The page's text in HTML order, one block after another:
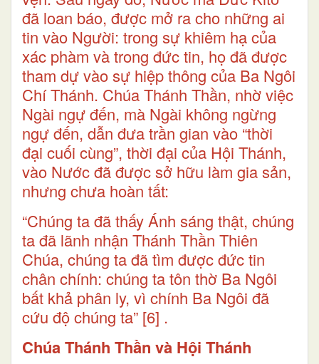
đã loan báo, được mở ra cho những ai
tin vào Người: trong sự khiêm hạ của
xác phàm và trong đức tin, họ đã được
tham dự vào sự hiệp thông của Ba Ngôi
Chí Thánh. Chúa Thánh Thần, nhờ việc
Ngài ngự đến, mà Ngài không ngừng
ngự đến, dẫn đưa trần gian vào “thời
đại cuối cùng”, thời đại của Hội Thánh,
vào Nước đã được sở hữu làm gia sản,
nhưng chưa hoàn tất:
“Chúng ta đã thấy Ánh sáng thật, chúng
ta đã lãnh nhận Thánh Thần Thiên
Chúa, chúng ta đã tìm được đức tin
chân chính: chúng ta tôn thờ Ba Ngôi
bất khả phân ly, vì chính Ba Ngôi đã
cứu độ chúng ta” [6] .
Chúa Thánh Thần và Hội Thánh